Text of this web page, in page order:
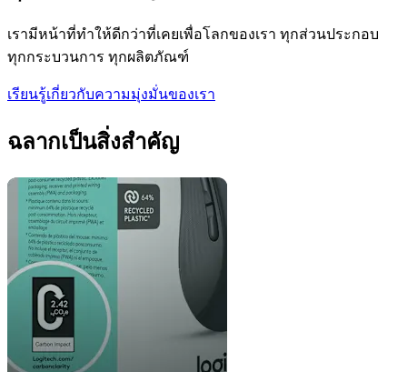
เรามีหน้าที่ทำให้ดีกว่าที่เคยเพื่อโลกของเรา ทุกส่วนประกอบ
ทุกกระบวนการ ทุกผลิตภัณฑ์
เรียนรู้เกี่ยวกับความมุ่งมั่นของเรา
ฉลากเป็นสิ่งสำคัญ